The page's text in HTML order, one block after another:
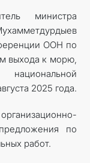
министра
ООН по
выхода к морю,
2025 года.
по
работ.